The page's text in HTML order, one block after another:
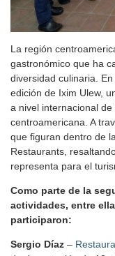
La región
gastronómico que ha
diversidad culinaria.
edición de Ixim Ulew,
a nivel internacional
centroamericana. A
que figuran dentro de
Restaurants,
representa para el
Como parte de la
actividades, entre
participaron:
Sergio Díaz –